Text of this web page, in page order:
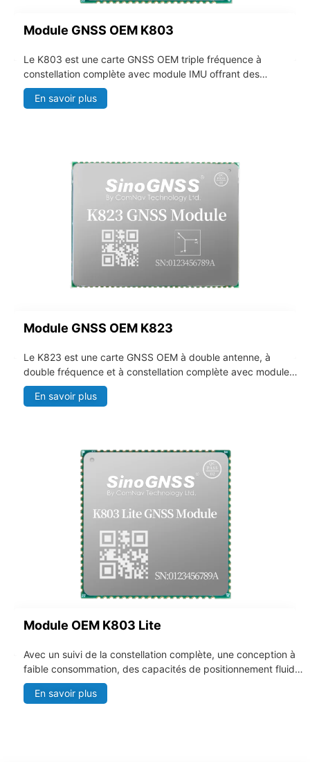
Module GNSS OEM K803
Le K803 est une carte GNSS OEM triple fréquence à
constellation complète avec module IMU offrant des
performances supérieures et un design compact. Il est conçu
spécifiquement pour les drones, les systèmes robotiques, les
des machines.
En savoir plus
Module GNSS OEM K823
Le K823 est une carte GNSS OEM à double antenne, à
double fréquence et à constellation complète avec module
IMU, qui fournit des informations de positionnement et de cap
robustes et de haute précision. Elle est conçue
En savoir plus
Module OEM K803 Lite
Avec un suivi de la constellation complète, une conception à
faible consommation, des capacités de positionnement fluide
avec filtre DP, la carte GNSS K803 Lite est une solution idéale
pour l'agriculture de précision, le guidage des machines et
En savoir plus